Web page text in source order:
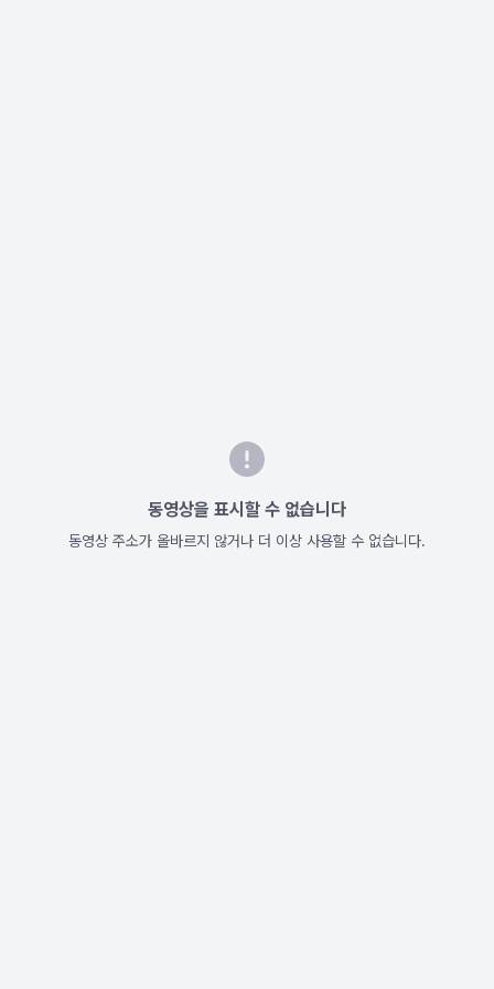
동영상을 표시할 수 없습니다
동영상 주소가 올바르지 않거나 더 이상 사용할 수 없습니다.